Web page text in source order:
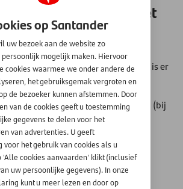
jullie klanten met
auditieve beperking?
contactopties aan. Dus ook
blind, slechthorend of doof bent, is er
contact met ons op te nemen.
telefonisch, via e-mail, whatsapp (bij
u kunt ons bezoeken op ons
op Santander
uw bezoek aan de website zo
persoonlijk mogelijk maken. Hiervoor
cookies waarmee we onder andere de
het gebruiksgemak vergroten en
de bezoeker kunnen afstemmen. Door
van de cookies geeft u toestemming
gegevens te delen voor het
van advertenties. U geeft
voor het gebruik van cookies als u
'Alle cookies aanvaarden' klikt (inclusief
uw persoonlijke gegevens). In onze
kunt u meer lezen en door op